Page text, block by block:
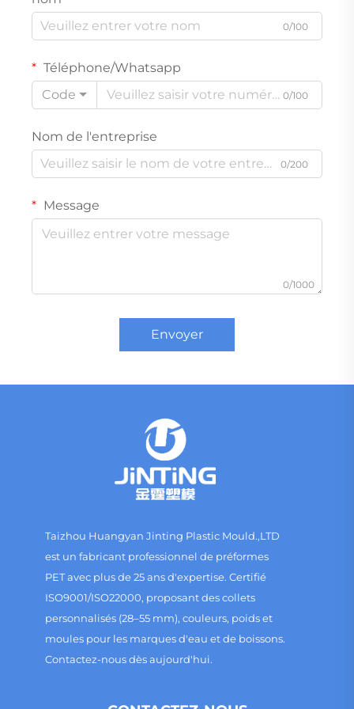
0/100
Téléphone/Whatsapp
Code
0/100
Nom de l'entreprise
0/200
Message
0/1000
Envoyer
Taizhou Huangyan Jinting Plastic Mould.,LTD
est un fabricant professionnel de préformes
PET avec plus de 25 ans d'expertise. Certifié
ISO9001/ISO22000, proposant des collets
personnalisés (28–55 mm), couleurs, poids et
moules pour les marques d'eau et de boissons.
Contactez-nous dès aujourd'hui.